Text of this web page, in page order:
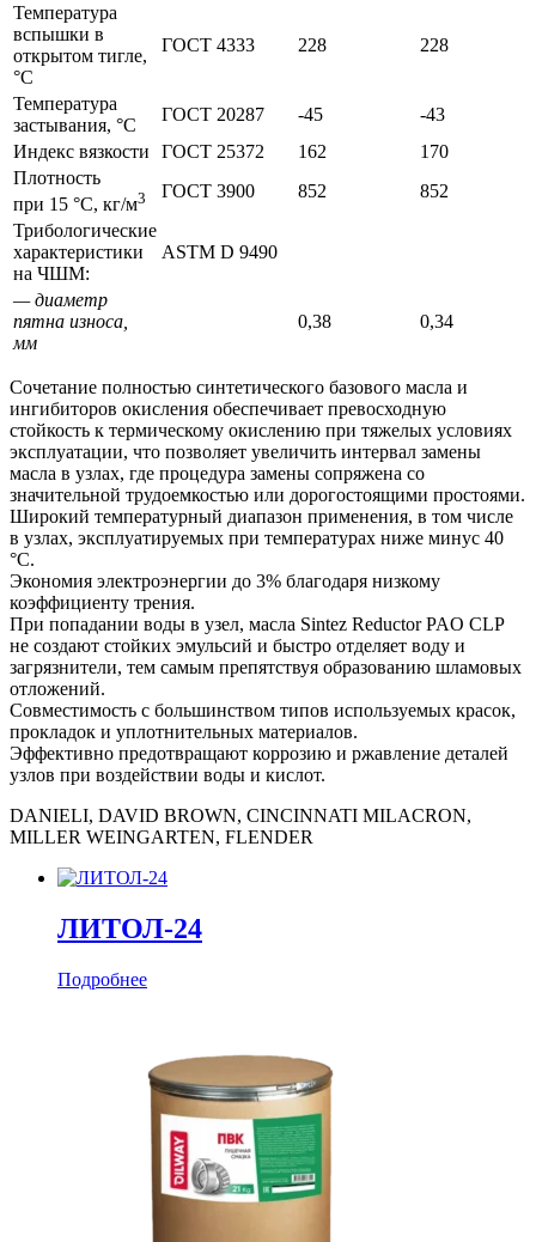
Температура
вспышки в
открытом тигле,
°С
ГОСТ 4333 228 228
Температура
застывания, °С
ГОСТ 20287 -45
-43
Индекс вязкости
ГОСТ 25372 162
170
Плотность
при 15 °С, кг/м3 ГОСТ 3900 852
852
Трибологические
характеристики
на ЧШМ:
ASTM D 9490
— диаметр
пятна износа,
мм
0,38 0,34
Сочетание полностью синтетического базового масла и
ингибиторов окисления обеспечивает превосходную
стойкость к термическому окислению при тяжелых условиях
эксплуатации, что позволяет увеличить интервал замены
масла в узлах, где процедура замены сопряжена со
значительной трудоемкостью или дорогостоящими простоями.
Широкий температурный диапазон применения, в том числе
в узлах, эксплуатируемых при температурах ниже минус 40
°С.
Экономия электроэнергии до 3% благодаря низкому
коэффициенту трения.
При попадании воды в узел, масла Sintez Reductor PAO CLP
не создают стойких эмульсий и быстро отделяет воду и
загрязнители, тем самым препятствуя образованию шламовых
отложений.
Совместимость с большинством типов используемых красок,
прокладок и уплотнительных материалов.
Эффективно предотвращают коррозию и ржавление деталей
узлов при воздействии воды и кислот.
DANIELI, DAVID BROWN, CINCINNATI MILACRON,
MILLER WEINGARTEN, FLENDER
ЛИТОЛ-24
Подробнее